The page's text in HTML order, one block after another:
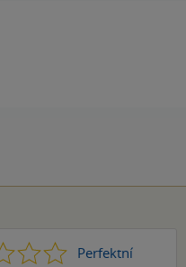
Perfektní
5